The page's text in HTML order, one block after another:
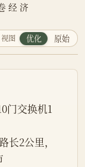
经 济
视图 优化 原始
长2公里，